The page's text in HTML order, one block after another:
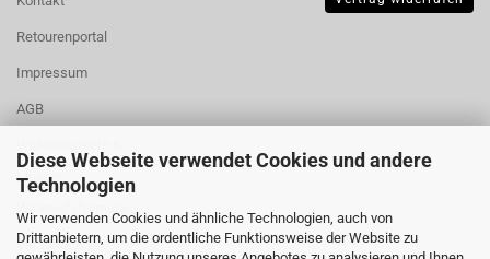
Diese Webseite verwendet Cookies und andere
Technologien
Wir verwenden Cookies und ähnliche Technologien, auch von
Drittanbietern, um die ordentliche Funktionsweise der Website zu
Retourenportal
Impressum
AGB
Muster-
Widerrufsformular
Versand- &